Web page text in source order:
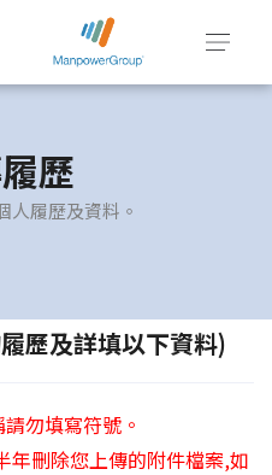
歷
人履歷及資料。
歷及詳填以下資料)
勿填寫符號。
年刪除您上傳的附件檔案,如